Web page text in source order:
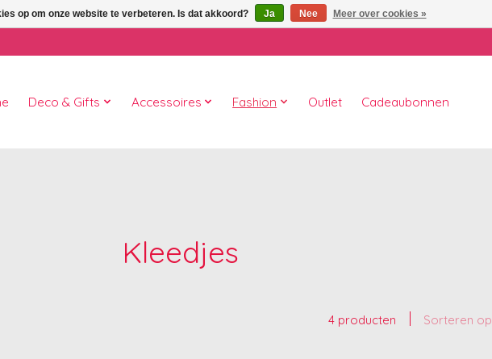
Deco & Gifts Accessoires Fashion Outlet Cadeaubonnen
Kleedjes
4 producten Sorteren op
op om onze website te verbeteren. Is dat akkoord? Ja Nee Meer over cookies »